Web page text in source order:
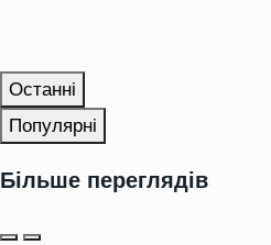
Останні
Популярні
Більше переглядів